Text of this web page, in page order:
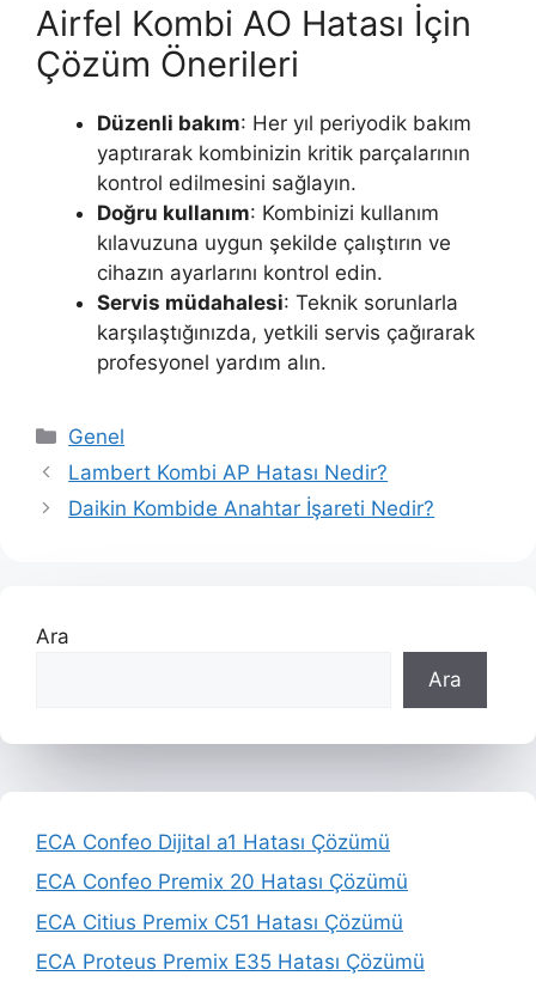
Airfel Kombi AO Hatası İçin
Çözüm Önerileri
Düzenli bakım: Her yıl periyodik bakım
yaptırarak kombinizin kritik parçalarının
kontrol edilmesini sağlayın.
Doğru kullanım: Kombinizi kullanım
kılavuzuna uygun şekilde çalıştırın ve
cihazın ayarlarını kontrol edin.
Servis müdahalesi: Teknik sorunlarla
karşılaştığınızda, yetkili servis çağırarak
profesyonel yardım alın.
Kategoriler
Genel
Lambert Kombi AP Hatası Nedir?
Daikin Kombide Anahtar İşareti Nedir?
Ara
Ara
ECA Confeo Dijital a1 Hatası Çözümü
ECA Confeo Premix 20 Hatası Çözümü
ECA Citius Premix C51 Hatası Çözümü
ECA Proteus Premix E35 Hatası Çözümü